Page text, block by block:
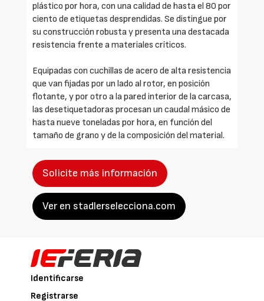
plástico por hora, con una calidad de hasta el 80 por
ciento de etiquetas desprendidas. Se distingue por
su construcción robusta y presenta una destacada
resistencia frente a materiales críticos.
Equipadas con cuchillas de acero de alta resistencia
que van fijadas por un lado al rotor, en posición
flotante, y por otro a la pared interior de la carcasa,
las desetiquetadoras procesan un caudal másico de
hasta nueve toneladas por hora, en función del
tamaño de grano y de la composición del material.
Solicite más información
Ver en stadlerselecciona.com
Identificarse
Registrarse